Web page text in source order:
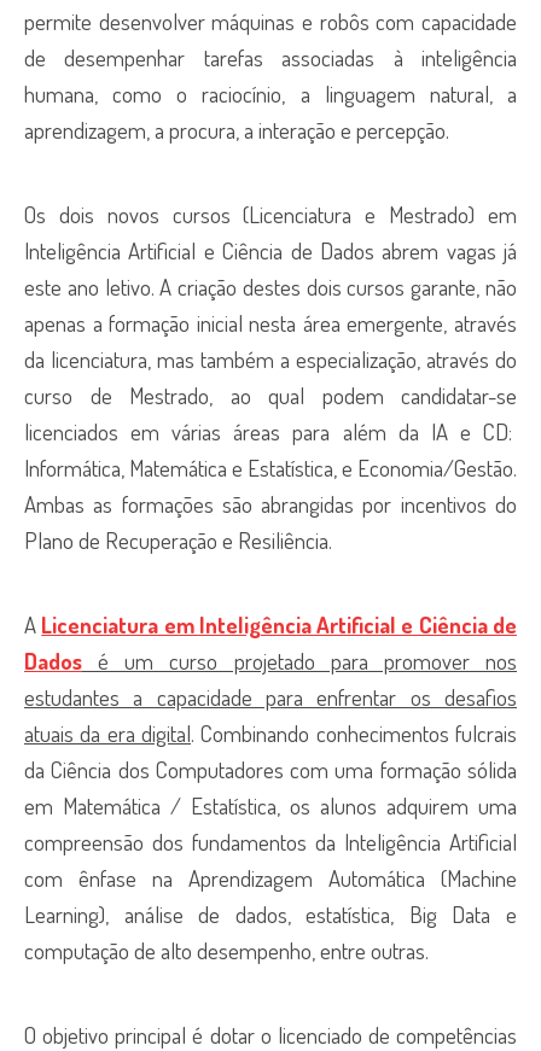
permite desenvolver máquinas e robôs com capacidade
de desempenhar tarefas associadas à inteligência
humana, como o raciocínio, a linguagem natural, a
aprendizagem, a procura, a interação e percepção.
Os dois novos cursos (Licenciatura e Mestrado) em
Inteligência Artificial e Ciência de Dados abrem vagas já
este ano letivo. A criação destes dois cursos garante, não
apenas a formação inicial nesta área emergente, através
da licenciatura, mas também a especialização, através do
curso de Mestrado, ao qual podem candidatar-se
licenciados em várias áreas para além da IA e CD:
Informática, Matemática e Estatística, e Economia/Gestão.
Ambas as formações são abrangidas por incentivos do
Plano de Recuperação e Resiliência.
A Licenciatura em Inteligência Artificial e Ciência de
Dados é um curso projetado para promover nos
estudantes a capacidade para enfrentar os desafios
atuais da era digital. Combinando conhecimentos fulcrais
da Ciência dos Computadores com uma formação sólida
em Matemática / Estatística, os alunos adquirem uma
compreensão dos fundamentos da Inteligência Artificial
com ênfase na Aprendizagem Automática (Machine
Learning), análise de dados, estatística, Big Data e
computação de alto desempenho, entre outras.
O objetivo principal é dotar o licenciado de competências